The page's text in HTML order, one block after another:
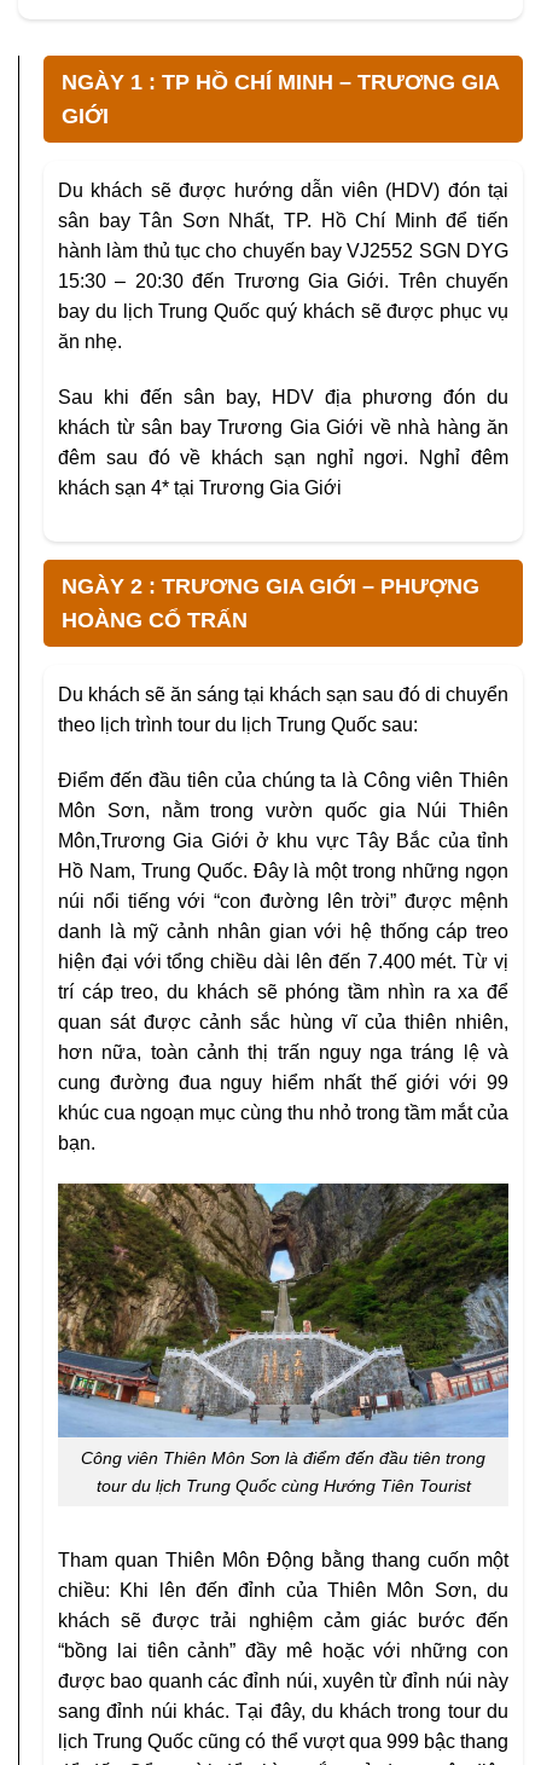
NGÀY 1 : TP HỒ CHÍ MINH – TRƯƠNG GIA
GIỚI
Du khách sẽ được hướng dẫn viên (HDV) đón tại
sân bay Tân Sơn Nhất, TP. Hồ Chí Minh để tiến
hành làm thủ tục cho chuyến bay VJ2552 SGN DYG
15:30 – 20:30 đến Trương Gia Giới. Trên chuyến
bay du lịch Trung Quốc quý khách sẽ được phục vụ
ăn nhẹ.
Sau khi đến sân bay, HDV địa phương đón du
khách từ sân bay Trương Gia Giới về nhà hàng ăn
đêm sau đó về khách sạn nghỉ ngơi. Nghỉ đêm
khách sạn 4* tại Trương Gia Giới
NGÀY 2 : TRƯƠNG GIA GIỚI – PHƯỢNG
HOÀNG CỔ TRẤN
Du khách sẽ ăn sáng tại khách sạn sau đó di chuyển
theo lịch trình tour du lịch Trung Quốc sau:
Điểm đến đầu tiên của chúng ta là Công viên Thiên
Môn Sơn, nằm trong vườn quốc gia Núi Thiên
Môn,Trương Gia Giới ở khu vực Tây Bắc của tỉnh
Hồ Nam, Trung Quốc. Đây là một trong những ngọn
núi nổi tiếng với “con đường lên trời” được mệnh
danh là mỹ cảnh nhân gian với hệ thống cáp treo
hiện đại với tổng chiều dài lên đến 7.400 mét. Từ vị
trí cáp treo, du khách sẽ phóng tầm nhìn ra xa để
quan sát được cảnh sắc hùng vĩ của thiên nhiên,
hơn nữa, toàn cảnh thị trấn nguy nga tráng lệ và
cung đường đua nguy hiểm nhất thế giới với 99
khúc cua ngoạn mục cùng thu nhỏ trong tầm mắt của
bạn.
Công viên Thiên Môn Sơn là điểm đến đầu tiên trong
tour du lịch Trung Quốc cùng Hướng Tiên Tourist
Tham quan Thiên Môn Động bằng thang cuốn một
chiều: Khi lên đến đỉnh của Thiên Môn Sơn, du
khách sẽ được trải nghiệm cảm giác bước đến
“bồng lai tiên cảnh” đầy mê hoặc với những con
được bao quanh các đỉnh núi, xuyên từ đỉnh núi này
sang đỉnh núi khác. Tại đây, du khách trong tour du
lịch Trung Quốc cũng có thể vượt qua 999 bậc thang